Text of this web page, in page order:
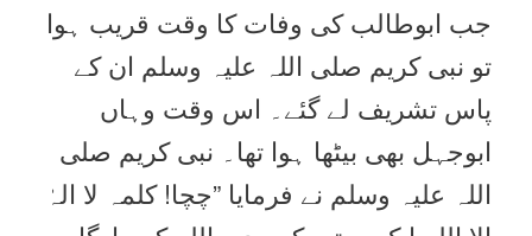
جب ابوطالب کی وفات کا وقت قریب ہوا
تو نبی کریم صلی اللہ علیہ وسلم ان کے
پاس تشریف لے گئے۔ اس وقت وہاں
ابوجہل بھی بیٹھا ہوا تھا۔ نبی کریم صلی
اللہ علیہ وسلم نے فرمایا ”چچا! کلمہ لا الہٰ